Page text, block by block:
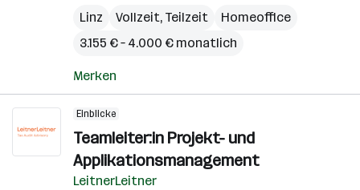
Linz
Vollzeit, Teilzeit
Homeoffice
3.155 € – 4.000 € monatlich
Merken
Einblicke
Teamleiter:in Projekt- und
Applikationsmanagement
LeitnerLeitner